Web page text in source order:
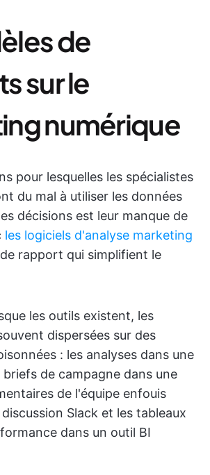
de
sur le
numérique
pour lesquelles les spécialistes
du mal à utiliser les données
décisions est leur manque de
les logiciels d'analyse marketing
rapport qui simplifient le
les outils existent, les
dispersées sur des
: les analyses dans une
de campagne dans une
de l'équipe enfouis
Slack et les tableaux
dans un outil BI